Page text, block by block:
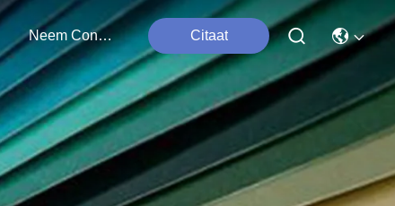
Neem Contact Met Ons Op Citaat